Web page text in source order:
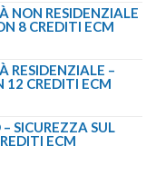
NON RESIDENZIALE
8 CREDITI ECM
RESIDENZIALE –
12 CREDITI ECM
SICUREZZA SUL
ECM